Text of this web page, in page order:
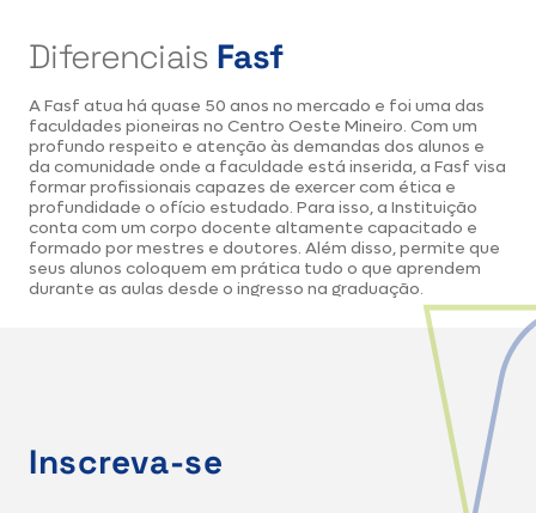
Diferenciais Fasf
A Fasf atua há quase 50 anos no mercado e foi uma das
faculdades pioneiras no Centro Oeste Mineiro. Com um
profundo respeito e atenção às demandas dos alunos e
da comunidade onde a faculdade está inserida, a Fasf visa
formar profissionais capazes de exercer com ética e
profundidade o ofício estudado. Para isso, a Instituição
conta com um corpo docente altamente capacitado e
formado por mestres e doutores. Além disso, permite que
seus alunos coloquem em prática tudo o que aprendem
durante as aulas desde o ingresso na graduação.
Inscreva-se